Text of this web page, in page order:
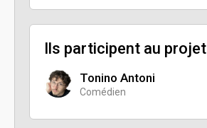
Ils participent au projet
Tonino Antoni
Comédien